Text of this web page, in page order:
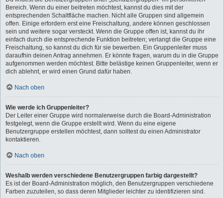
Bereich. Wenn du einer beitreten möchtest, kannst du dies mit der
entsprechenden Schaltfläche machen. Nicht alle Gruppen sind allgemein
offen. Einige erfordern erst eine Freischaltung, andere können geschlossen
sein und weitere sogar versteckt. Wenn die Gruppe offen ist, kannst du ihr
einfach durch die entsprechende Funktion beitreten; verlangt die Gruppe eine
Freischaltung, so kannst du dich für sie bewerben. Ein Gruppenleiter muss
daraufhin deinen Antrag annehmen. Er könnte fragen, warum du in die Gruppe
aufgenommen werden möchtest. Bitte belästige keinen Gruppenleiter, wenn er
dich ablehnt, er wird einen Grund dafür haben.
Nach oben
Wie werde ich Gruppenleiter?
Der Leiter einer Gruppe wird normalerweise durch die Board-Administration
festgelegt, wenn die Gruppe erstellt wird. Wenn du eine eigene
Benutzergruppe erstellen möchtest, dann solltest du einen Administrator
kontaktieren.
Nach oben
Weshalb werden verschiedene Benutzergruppen farbig dargestellt?
Es ist der Board-Administration möglich, den Benutzergruppen verschiedene
Farben zuzuteilen, so dass deren Mitglieder leichter zu identifizieren sind.